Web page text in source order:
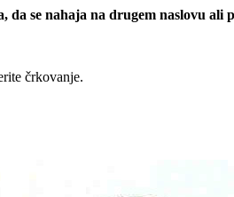
se nahaja na drugem naslovu ali
črkovanje.